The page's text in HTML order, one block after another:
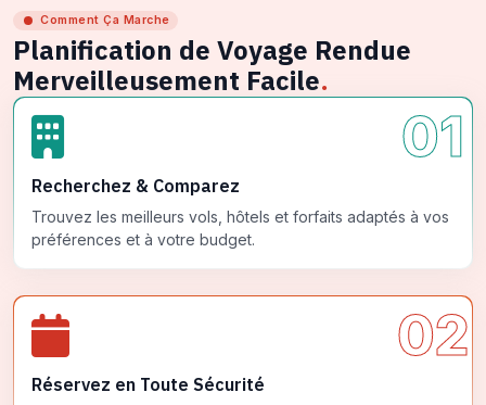
Comment Ça Marche
Planification de Voyage Rendue
Merveilleusement Facile.
01
Recherchez & Comparez
Trouvez les meilleurs vols, hôtels et forfaits adaptés à vos
préférences et à votre budget.
02
Réservez en Toute Sécurité